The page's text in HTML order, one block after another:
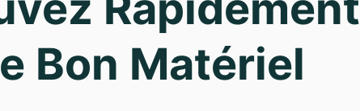
Bon Matériel